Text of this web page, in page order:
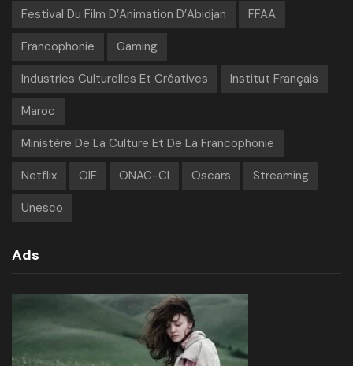
Festival Du Film D’Animation D’Abidjan FFAA
Francophonie Gaming
Industries Culturelles Et Créatives Institut Français
Maroc
Ministère De La Culture Et De La Francophonie
Netflix OIF ONAC-CI Oscars Streaming
Unesco
Ads